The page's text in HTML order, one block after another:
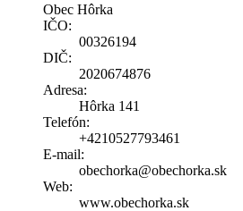
Obec Hôrka
IČO:
00326194
DIČ:
2020674876
Adresa:
Hôrka 141
Telefón:
+4210527793461
E-mail:
obechorka@obechorka.sk
Web:
www.obechorka.sk